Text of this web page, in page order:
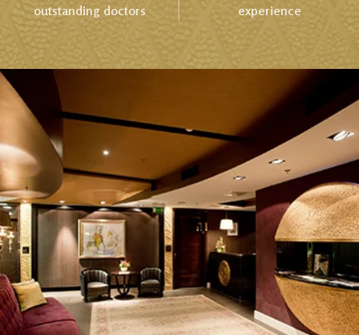
outstanding doctors experience